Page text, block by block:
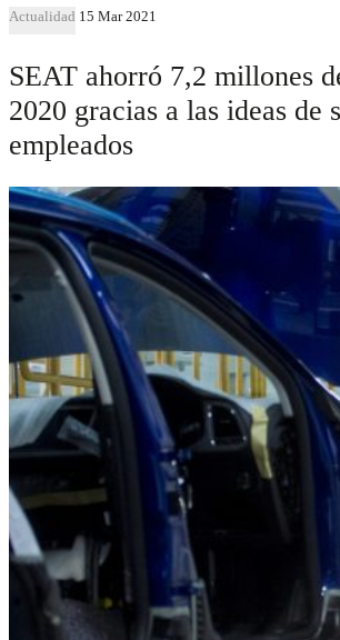
Actualidad 15 Mar 2021
SEAT ahorró 7,2 millones
2020 gracias a las ideas de
empleados